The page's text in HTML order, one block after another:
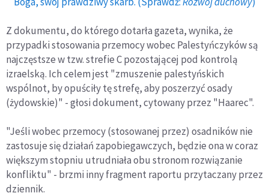
Z dokumentu, do którego dotarła gazeta, wynika, że
przypadki stosowania przemocy wobec Palestyńczyków są
najczęstsze w tzw. strefie C pozostającej pod kontrolą
izraelską. Ich celem jest "zmuszenie palestyńskich
wspólnot, by opuściły tę strefę, aby poszerzyć osady
(żydowskie)" - głosi dokument, cytowany przez "Haarec".
"Jeśli wobec przemocy (stosowanej przez) osadników nie
zastosuje się działań zapobiegawczych, będzie ona w coraz
większym stopniu utrudniała obu stronom rozwiązanie
konfliktu" - brzmi inny fragment raportu przytaczany przez
dziennik.